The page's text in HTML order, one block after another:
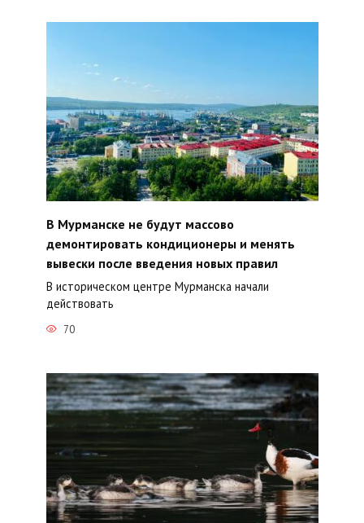
В Мурманске не будут массово
демонтировать кондиционеры и менять
вывески после введения новых правил
В историческом центре Мурманска начали
действовать
70